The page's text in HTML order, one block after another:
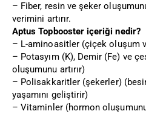
– Fiber, resin ve şeker
verimini artırır.
Aptus Topbooster içeriği nedir?
– L-aminoasitler (çiçek oluşum
– Potasyım (K), Demir (Fe) ve
oluşumunu artırır)
– Polisakkaritler (şekerler)
yaşamını geliştirir)
– Vitaminler (hormon